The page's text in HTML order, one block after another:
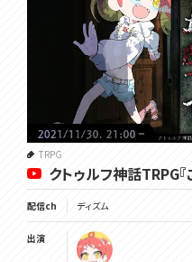
TRPG
クトゥルフ神話TRPG
配信ch ディズム
出演